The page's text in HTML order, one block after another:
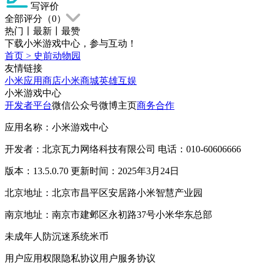
写评价
全部评分（0）
热门
最新
最赞
下载小米游戏中心，参与互动！
首页 > 史前动物园
友情链接
小米应用商店小米商城英雄互娱
小米游戏中心
开发者平台微信公众号微博主页商务合作
应用名称：小米游戏中心
开发者：北京瓦力网络科技有限公司 电话：010-60606666
版本：13.5.0.70 更新时间：2025年3月24日
北京地址：北京市昌平区安居路小米智慧产业园
南京地址：南京市建邺区永初路37号小米华东总部
未成年人防沉迷系统米币
用户应用权限隐私协议用户服务协议